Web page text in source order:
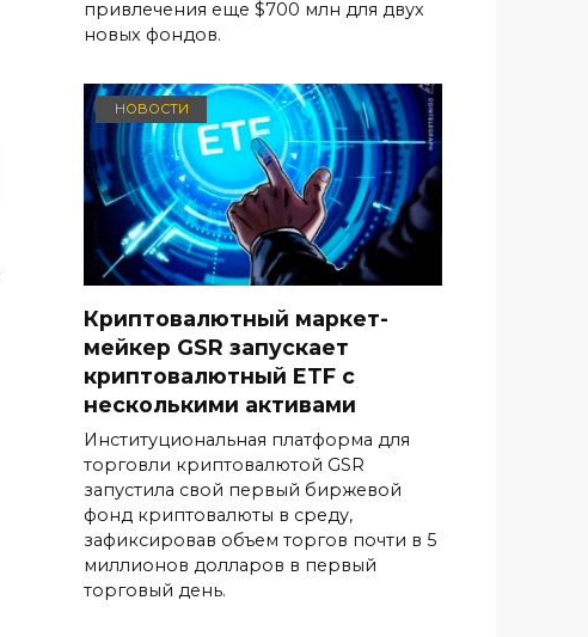
привлечения еще $700 млн для двух
новых фондов.
НОВОСТИ
Криптовалютный маркет-
мейкер GSR запускает
криптовалютный ETF с
несколькими активами
Институциональная платформа для
торговли криптовалютой GSR
запустила свой первый биржевой
фонд криптовалюты в среду,
зафиксировав объем торгов почти в 5
миллионов долларов в первый
торговый день.